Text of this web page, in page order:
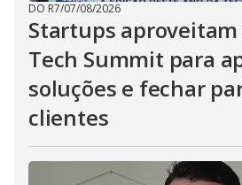
DO R7/07/08/2026
Startups aproveitam
Tech Summit para
soluções e fechar
clientes